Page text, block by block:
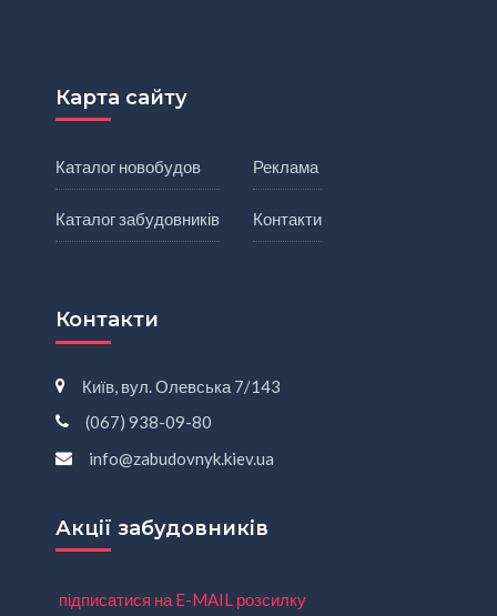
Карта сайту
Каталог новобудов
Каталог забудовників
Реклама
Контакти
Контакти
Київ, вул. Олевська 7/143
(067) 938-09-80
info@zabudovnyk.kiev.ua
Акції забудовників
підписатися на E-MAIL розсилку